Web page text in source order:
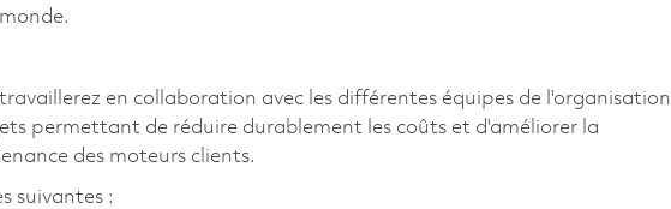
en collaboration avec les différentes équipes de l'organisation
permettant de réduire durablement les coûts et d'améliorer la
des moteurs clients.
suivantes :